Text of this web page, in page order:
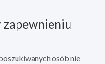
zapewnieniu
osób nie